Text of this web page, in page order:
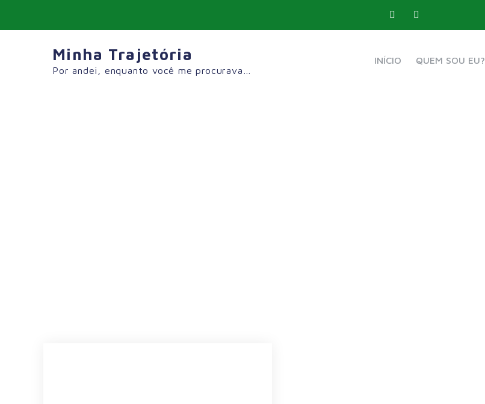
Minha Trajetória
Por andei, enquanto você me procurava…
INÍCIO QUEM SOU EU?